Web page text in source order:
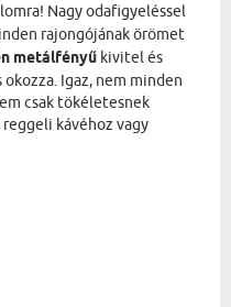
Nagy odafigyeléssel
rajongójának örömet
metálfényű kivitel és
Igaz, nem minden
csak tökéletesnek
reggeli kávéhoz vagy